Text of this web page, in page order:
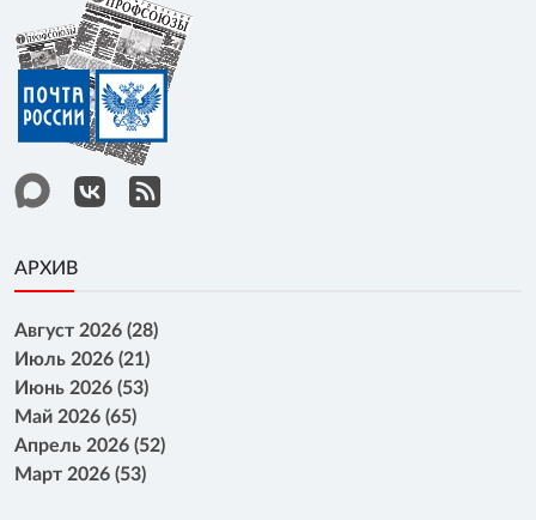
АРХИВ
Август 2026 (28)
Июль 2026 (21)
Июнь 2026 (53)
Май 2026 (65)
Апрель 2026 (52)
Март 2026 (53)